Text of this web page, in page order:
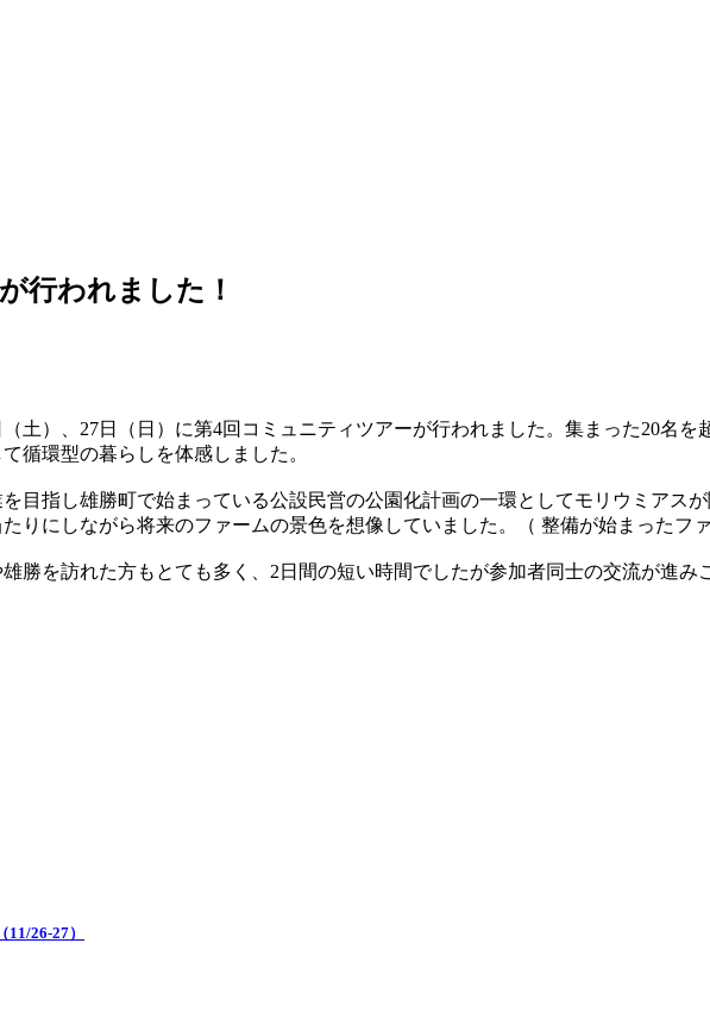
行われました！
土）、27日（日）に第4回コミュニティツアーが行われました。集まった20名
循環型の暮らしを体感しました。
目指し雄勝町で始まっている公設民営の公園化計画の一環としてモリウミアス
りにしながら将来のファームの景色を想像していました。（ 整備が始まったフ
勝を訪れた方もとても多く、2日間の短い時間でしたが参加者同士の交流が進
26-27）